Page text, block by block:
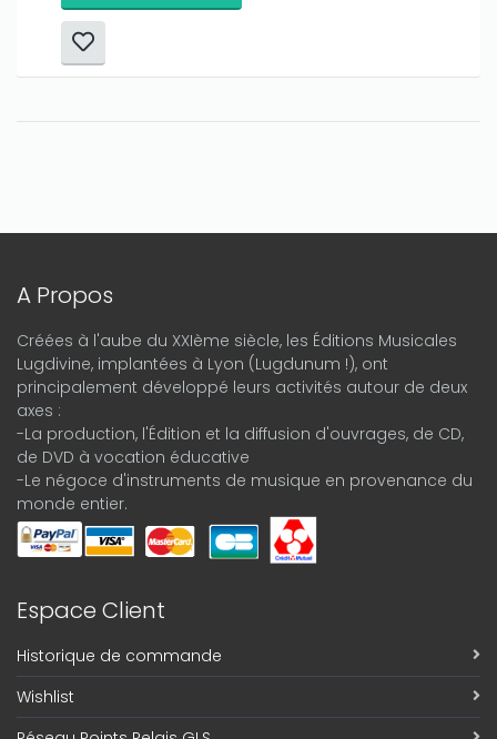
A Propos
Créées à l'aube du XXIème siècle, les Éditions Musicales
Lugdivine, implantées à Lyon (Lugdunum !), ont
principalement développé leurs activités autour de deux
axes :
-La production, l'Édition et la diffusion d'ouvrages, de CD,
de DVD à vocation éducative
-Le négoce d'instruments de musique en provenance du
monde entier.
Espace Client
Historique de commande
Wishlist